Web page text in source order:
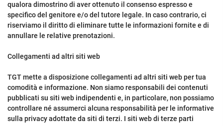
qualora dimostrino di aver ottenuto il consenso espresso e
specifico del genitore e/o del tutore legale. In caso contrario, ci
riserviamo il diritto di eliminare tutte le informazioni fornite e di
annullare le relative prenotazioni.
Collegamenti ad altri siti web
TGT mette a disposizione collegamenti ad altri siti web per tua
comodità e informazione. Non siamo responsabili dei contenuti
pubblicati su siti web indipendenti e, in particolare, non possiamo
controllare né assumerci alcuna responsabilità per le informative
sulla privacy adottate da siti di terzi. I siti web di terze parti